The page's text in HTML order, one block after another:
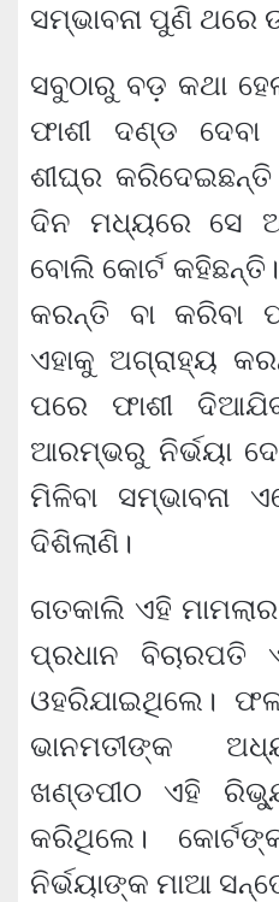
ସମ୍ଭାବନା ପୁଣି ଥରେ
ସବୁଠାରୁ ବଡ଼ କଥା
ଫାଶୀ ଦଣ୍ଡ
ଶୀଘ୍ର
ଦିନ ମଧ୍ୟରେ ସେ
ବୋଲି କୋର୍ଟ
କରନ୍ତି ବା କରିବା
ଏହାକୁ ଅଗ୍ରାହ୍ୟ
ପରେ ଫାଶୀ
ଆରମ୍ଭରୁ ନିର୍ଭୟା
ମିଳିବା ସମ୍ଭାବନା
ଦିଶିଲାଣି।
ଗତକାଲି ଏହି ମାମଲାର
ପ୍ରଧାନ ବିଚାରପତି
ଓହରିଯାଇଥିଲେ।
ଭାନମତୀଙ୍କ
ଖଣ୍ଡପୀଠ ଏହି
କରିଥିଲେ।
ନିର୍ଭୟାଙ୍କ ମାଆ